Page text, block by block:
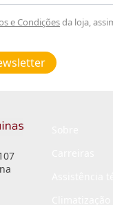
e Condiçõesda loja,